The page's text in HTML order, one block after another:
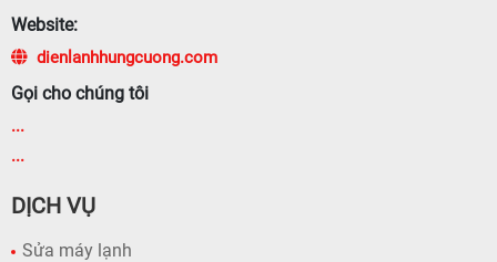
Website:
dienlanhhungcuong.com
Gọi cho chúng tôi
...
...
DỊCH VỤ
Sửa máy lạnh